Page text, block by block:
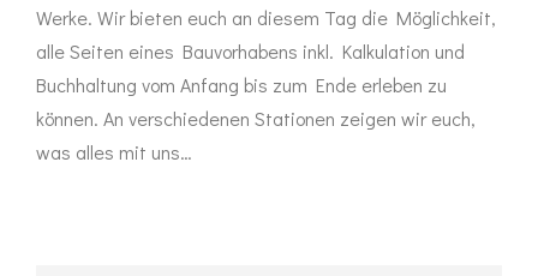
Werke. Wir bieten euch an diesem Tag die Möglichkeit,
alle Seiten eines Bauvorhabens inkl. Kalkulation und
Buchhaltung vom Anfang bis zum Ende erleben zu
können. An verschiedenen Stationen zeigen wir euch,
was alles mit uns…